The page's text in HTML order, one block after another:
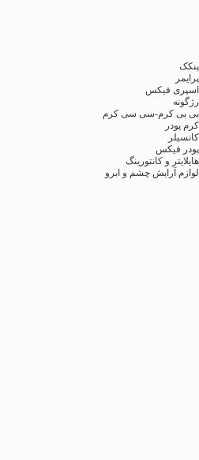
پنکک
پرایمر
اسپری فیکس
رژگونه
بی بی کرم-سی سی کرم
کرم پودر
کانسیلر
پودر فیکس
هایلایتر و کانتورینگ
لوازم آرایش چشم و ابرو